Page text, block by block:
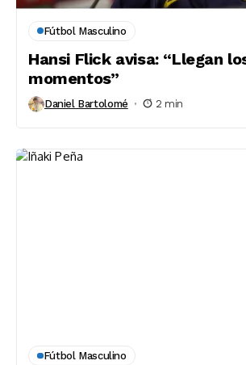
Fútbol Masculino
Hansi Flick avisa: “Llegan
momentos”
Daniel Bartolomé 2 min
Fútbol Masculino